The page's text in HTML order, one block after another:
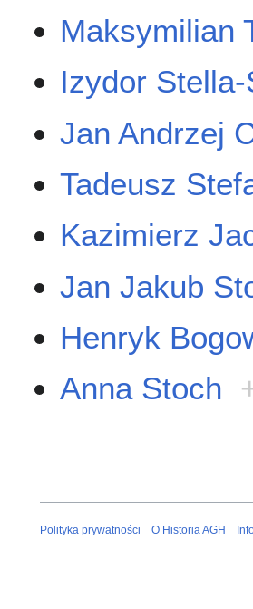
Maksymilian
Izydor
Jan Andrzej
Tadeusz
Kazimierz
Jan Jakub
Henryk
Anna Stoch
Polityka prywatności O Historia AGH